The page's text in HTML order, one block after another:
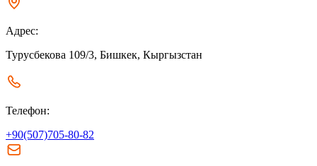
Адрес:
Турусбекова 109/3, Бишкек, Кыргызстан
Телефон:
+90(507)705-80-82